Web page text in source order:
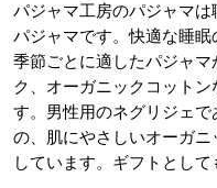
パジャマ工房のパジャマ
パジャマです。快適な睡眠
季節ごとに適したパジャ
ク、オーガニックコット
す。男性用のネグリジェ
の、肌にやさしいオーガ
しています。ギフトとして